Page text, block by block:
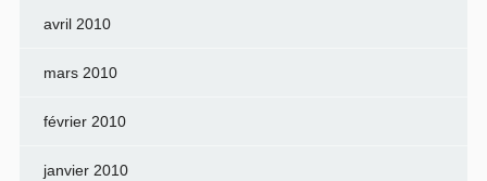
avril 2010
mars 2010
février 2010
janvier 2010